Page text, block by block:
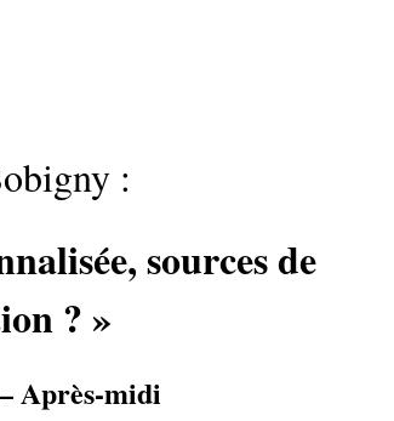
:
sources de
? »
Après-midi